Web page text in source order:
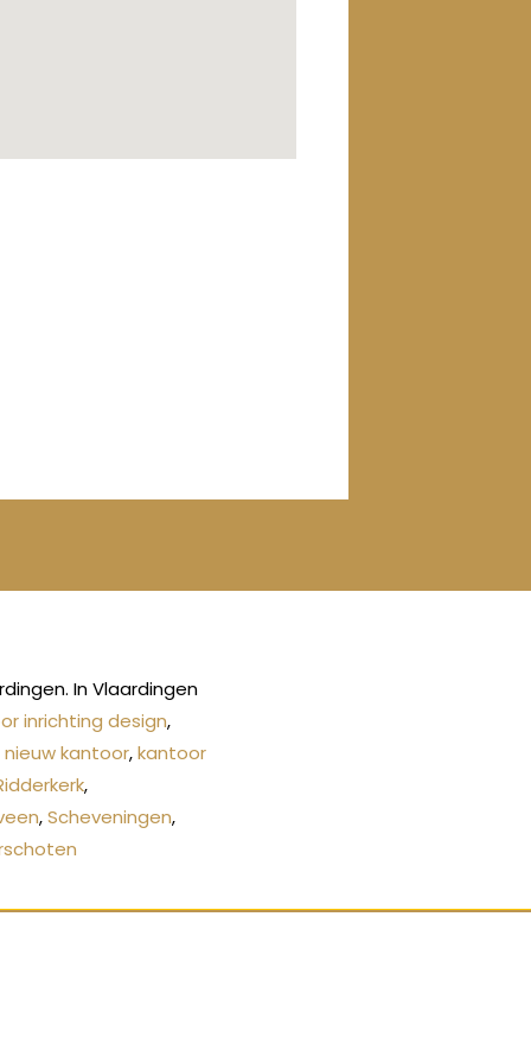
In Vlaardingen
inrichting design,
nieuw kantoor,kantoor
,
,Scheveningen,